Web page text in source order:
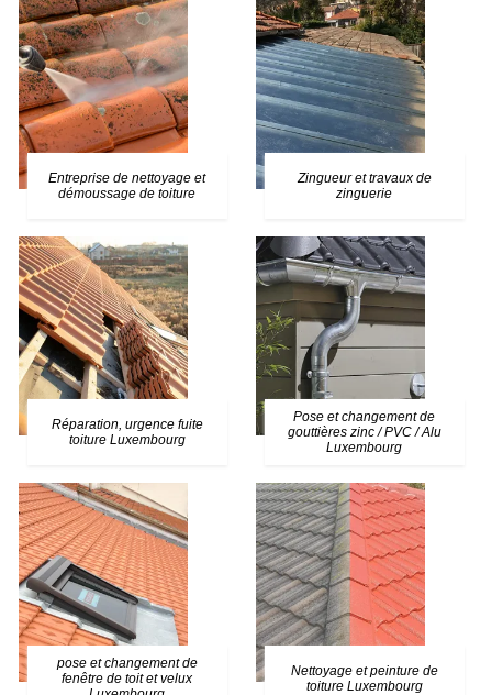
Entreprise de nettoyage et
démoussage de toiture
Zingueur et travaux de
zinguerie
Réparation, urgence fuite
toiture Luxembourg
Pose et changement de
gouttières zinc / PVC / Alu
Luxembourg
pose et changement de
fenêtre de toit et velux
Nettoyage et peinture de
toiture Luxembourg